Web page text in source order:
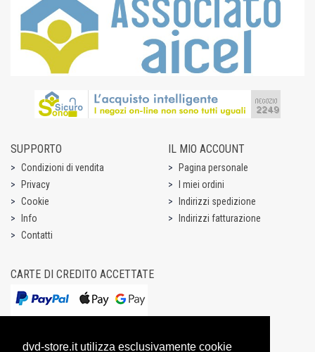
dvd-store.it utilizza esclusivamente cookie
SUPPORTO
Condizioni di vendita
Privacy
Cookie
Info
Contatti
IL MIO ACCOUNT
Pagina personale
I miei ordini
Indirizzi spedizione
Indirizzi fatturazione
CARTE DI CREDITO ACCETTATE